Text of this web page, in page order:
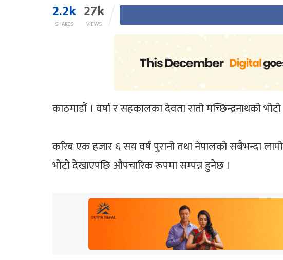
2.2k
SHARES
27k
VIEWS
काठमाडौं । वर्षा र सहकालका देवता रातो मच्छिन्द्रनाथको
करिब एक हजार ६ सय वर्ष पुरानो तथा नेपालको सबैभन्दा लामो
भोटो देखाएपछि औपचारिक रूपमा सम्पन्न हुनेछ ।